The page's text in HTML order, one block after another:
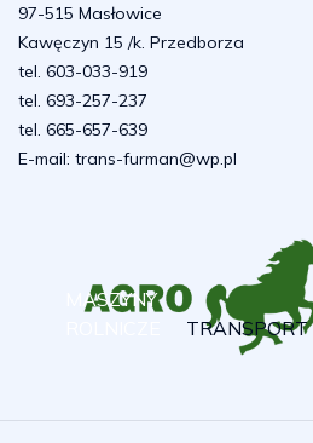
MASZYNY
TRANSPORT
97-515 Masłowice
Kawęczyn 15 /k. Przedborza
tel. 603-033-919
tel. 693-257-237
tel. 665-657-639
E-mail: trans-furman@wp.pl